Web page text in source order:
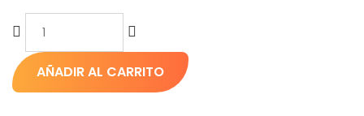
AÑADIR AL CARRITO